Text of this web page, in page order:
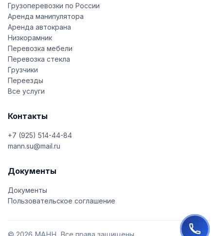
Грузоперевозки по России
Аренда манипулятора
Аренда автокрана
Низкорамник
Перевозка мебели
Перевозка стекла
Грузчики
Переезды
Все услуги
Контакты
+7 (925) 514-44-84
mann.su@mail.ru
Документы
Документы
Пользовательское соглашение